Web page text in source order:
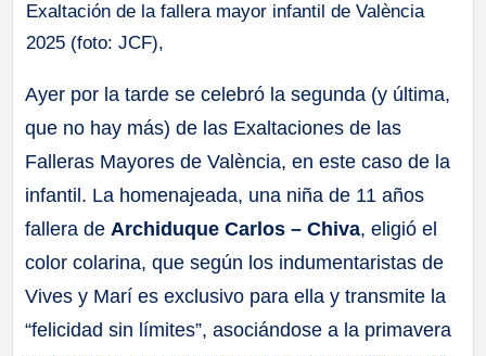
Exaltación de la fallera mayor infantil de València
2025 (foto: JCF),
Ayer por la tarde se celebró la segunda (y última,
que no hay más) de las Exaltaciones de las
Falleras Mayores de València, en este caso de la
infantil. La homenajeada, una niña de 11 años
fallera deArchiduque Carlos – Chiva, eligió el
color colarina, que según los indumentaristas de
Vives y Marí es exclusivo para ella y transmite la
“felicidad sin límites”, asociándose a la primavera